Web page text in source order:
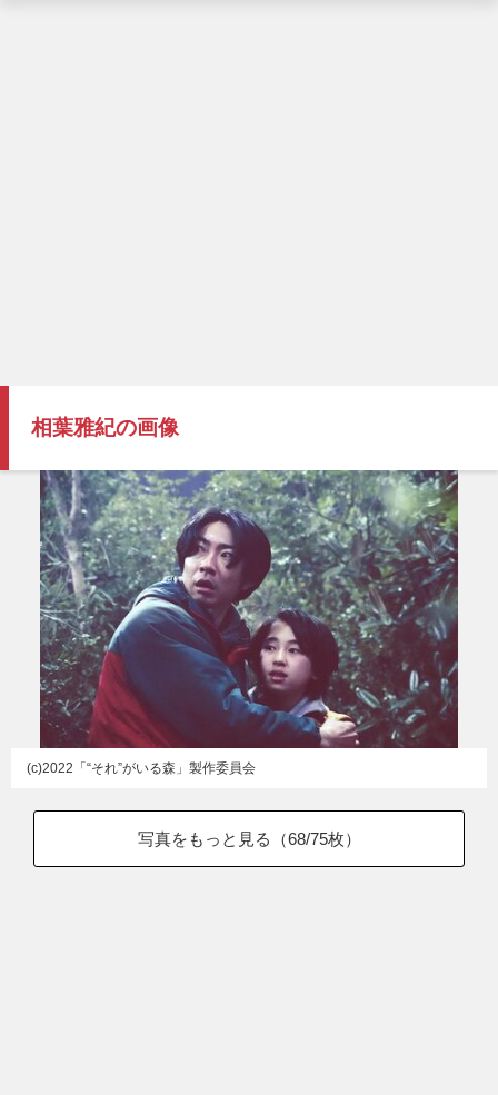
相葉雅紀の画像
(c)2022「“それ”がいる森」製作委員会
写真をもっと見る（68/75枚）